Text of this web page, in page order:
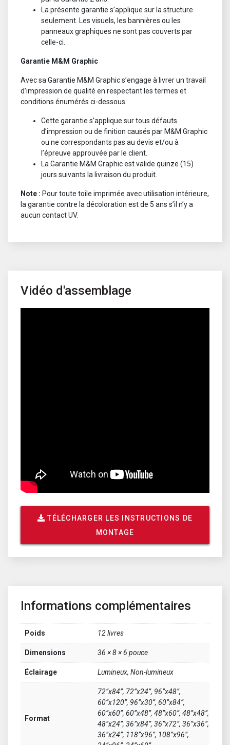
Informations complémentaires
Poids 12 livres
Dimensions 36 × 8 × 6 pouce
Éclairage Lumineux, Non-lumineux
Format
72”x84”, 72”x24”, 96”x48”,
60”x120”, 96”x30”, 60”x84”,
60”x60”, 60”x48”, 48”x60”, 48”x48”,
48”x24”, 36”x84”, 36”x72”, 36”x36”,
36”x24”, 118”x96”, 108”x96”,
La présente garantie s’applique sur la structure
seulement. Les visuels, les bannières ou les
panneaux graphiques ne sont pas couverts par
celle-ci.
Garantie M&M Graphic
Avec sa Garantie M&M Graphic s’engage à livrer un travail
d’impression de qualité en respectant les termes et
conditions énumérés ci-dessous.
Cette garantie s’applique sur tous défauts
d’impression ou de finition causés par M&M Graphic
ou ne correspondants pas au devis et/ou à
l’épreuve approuvée par le client.
La Garantie M&M Graphic est valide quinze (15)
jours suivants la livraison du produit.
Note : Pour toute toile imprimée avec utilisation intérieure,
la garantie contre la décoloration est de 5 ans s’il n’y a
aucun contact UV.
Vidéo d'assemblage
TÉLÉCHARGER LES INSTRUCTIONS DE
MONTAGE